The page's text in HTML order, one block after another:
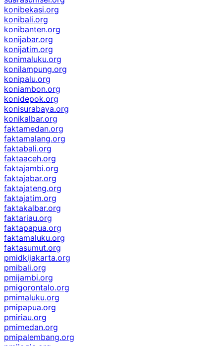
konibekasi.org
konibali.org
konibanten.org
konijabar.org
konijatim.org
konimaluku.org
konilampung.org
konipalu.org
koniambon.org
konidepok.org
konisurabaya.org
konikalbar.org
faktamedan.org
faktamalang.org
faktabali.org
faktaaceh.org
faktajambi.org
faktajabar.org
faktajateng.org
faktajatim.org
faktakalbar.org
faktariau.org
faktapapua.org
faktamaluku.org
faktasumut.org
pmidkijakarta.org
pmibali.org
pmijambi.org
pmigorontalo.org
pmimaluku.org
pmipapua.org
pmiriau.org
pmimedan.org
pmipalembang.org